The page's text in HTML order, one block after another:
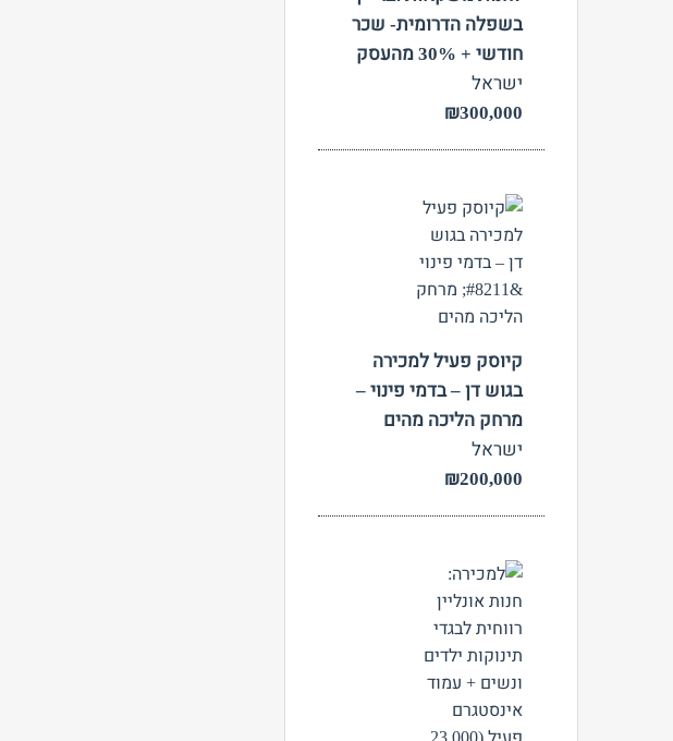
בשפלה הדרומית- שכר
חודשי + 30% מהעסק
ישראל
₪300,000
צפה
קיוסק פעיל למכירה
בגוש דן – בדמי פינוי –
מרחק הליכה מהים
ישראל
₪200,000